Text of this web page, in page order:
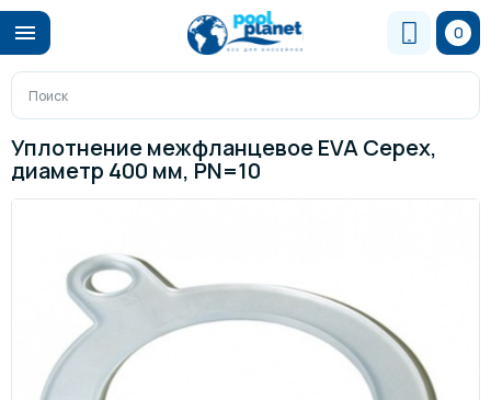
0
Уплотнение межфланцевое EVA Cepex,
диаметр 400 мм, PN=10